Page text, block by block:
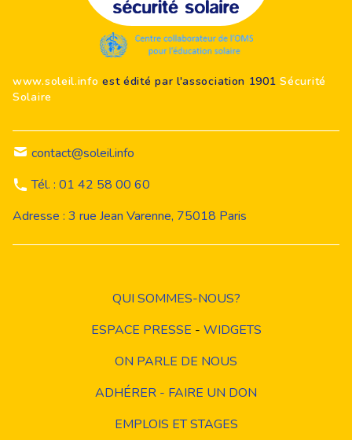
www.soleil.info est édité par l'association 1901Sécurité
Solaire
contact@soleil.info
Tél. : 01 42 58 00 60
Adresse : 3 rue Jean Varenne, 75018 Paris
QUI SOMMES-NOUS?
ESPACE PRESSE - WIDGETS
ON PARLE DE NOUS
ADHÉRER - FAIRE UN DON
EMPLOIS ET STAGES